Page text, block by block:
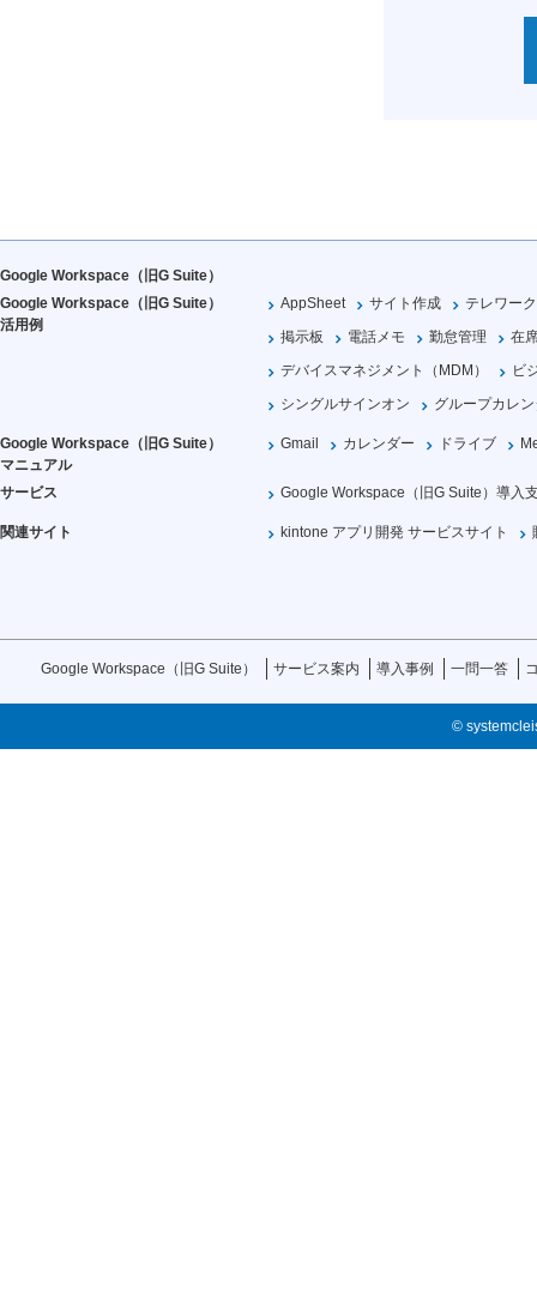
Google Workspace（旧G Suite）
Google Workspace（旧G Suite）
活用例
AppSheet サイト作成
テレワーク
掲示板
電話メモ 勤怠管理
在
デバイスマネジメント（MDM）
ビ
シングルサインオン
グループカレ
Google Workspace（旧G Suite）
マニュアル
Gmail カレンダー ドライブ
サービス Google Workspace（旧G Suite）導入
関連サイト kintone アプリ開発 サービスサイト
Google Workspace（旧G Suite） サービス案内 導入事例 一問一答
©